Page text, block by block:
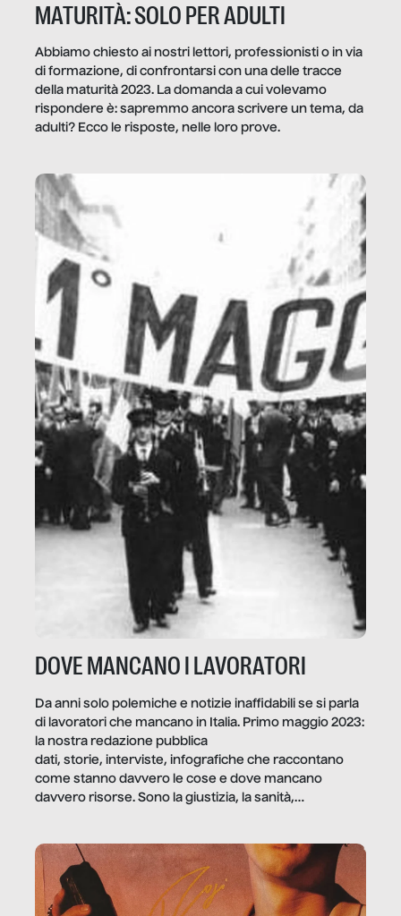
MATURITÀ: SOLO PER ADULTI
Abbiamo chiesto ai nostri lettori, professionisti o in via
di formazione, di confrontarsi con una delle tracce
della maturità 2023. La domanda a cui volevamo
rispondere è: sapremmo ancora scrivere un tema, da
adulti? Ecco le risposte, nelle loro prove.
DOVE MANCANO I LAVORATORI
Da anni solo polemiche e notizie inaffidabili se si parla
di lavoratori che mancano in Italia. Primo maggio 2023:
la nostra redazione pubblica
dati, storie, interviste, infografiche che raccontano
come stanno davvero le cose e dove mancano
davvero risorse. Sono la giustizia, la sanità,